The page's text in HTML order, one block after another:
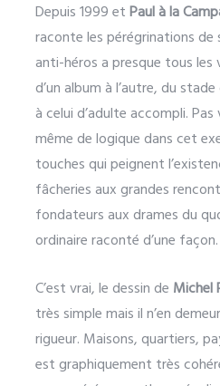
Depuis 1999 etPaul à la
raconte les pérégrinations
anti-héros a presque tous les
d’un album à l’autre, du
à celui d’adulte accompli.
même de logique dans cet
touches qui peignent
fâcheries aux grandes
fondateurs aux drames du
ordinaire raconté d’une
C’est vrai, le dessin de Michel
très simple mais il n’en
rigueur. Maisons, quartiers,
est graphiquement très